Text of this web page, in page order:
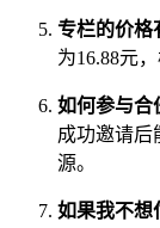
专栏的价格
为16.88元
如何参与合
成功邀请后
源。
如果我不想